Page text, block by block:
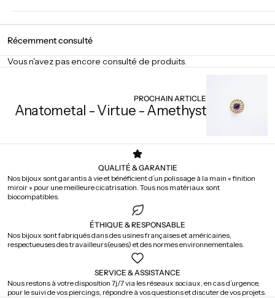
Récemment consulté
Vous n'avez pas encore consulté de produits.
PROCHAIN ARTICLE
Anatometal - Virtue - Amethyst
QUALITÉ & GARANTIE
Nos bijoux sont garantis à vie et bénéficient d’un polissage à la main « finition
miroir » pour une meilleure cicatrisation. Tous nos matériaux sont
biocompatibles.
ÉTHIQUE & RESPONSABLE
Nos bijoux sont fabriqués dans des usines françaises et américaines,
respectueuses des travailleurs(euses) et des normes environnementales.
SERVICE & ASSISTANCE
Nous restons à votre disposition 7j/7 via les réseaux sociaux, en cas d’urgence,
pour le suivi de vos piercings, répondre à vos questions et discuter de vos projets.